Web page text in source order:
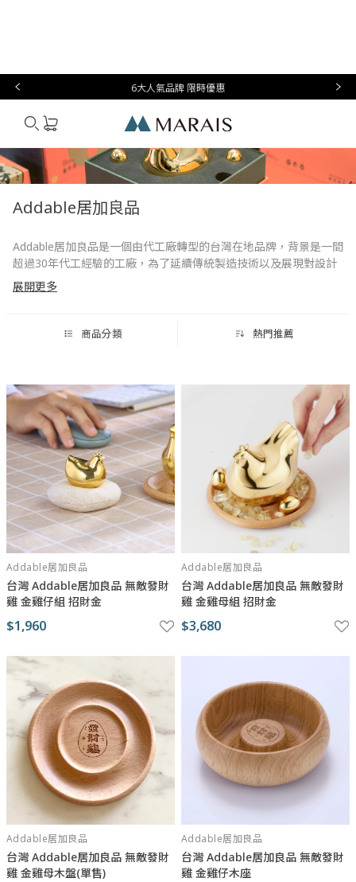
6大人氣品牌 限時優惠
Marais
Addable居加良品
Addable居加良品是一個由代工廠轉型的台灣在地品牌，背景是一間
超過30年代工經驗的工廠，為了延續傳統製造技術以及展現對設計
的熱情，踏上代工轉型的道路並建立了「Addable居加良品」這個品
牌。我們最大的優勢就是從設計到製造一氣呵成，不經過多方複雜
及製造狀況，將高品質的產品以合理的價格回饋給消費者。
具份量感，許多顧客回饋：將金雞母抱在手上都會愛不釋手，捨不
得放下。外表純金電鍍，金光閃閃，不管是擺放在家裡還是商店櫃
台，不只吸「金」還很吸「睛」。
展開更多
商品分類 熱門推薦
Addable居加良品
台灣 Addable居加良品 無敵發財
雞 金雞仔組 招財金
$1,960
Addable居加良品
台灣 Addable居加良品 無敵發財
雞 金雞母組 招財金
$3,680
Addable居加良品
台灣 Addable居加良品 無敵發財
雞 金雞母木盤(單售)
Addable居加良品
台灣 Addable居加良品 無敵發財
雞 金雞仔木座